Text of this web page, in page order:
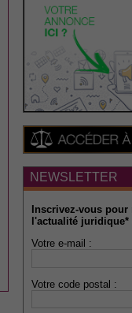
NEWSLETTER
Inscrivez-vous
l'actualité
Votre e-mail :
Votre code postal :